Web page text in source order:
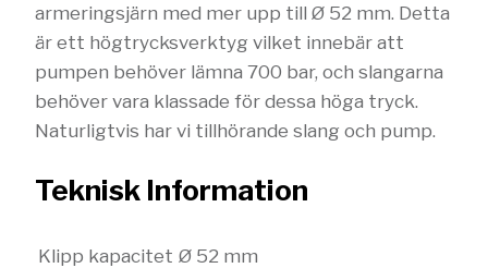
armeringsjärn med mer upp till Ø 52 mm. Detta
är ett högtrycksverktyg vilket innebär att
pumpen behöver lämna 700 bar, och slangarna
behöver vara klassade för dessa höga tryck.
Naturligtvis har vi tillhörande slang och pump.
Teknisk Information
Klipp kapacitet Ø 52 mm